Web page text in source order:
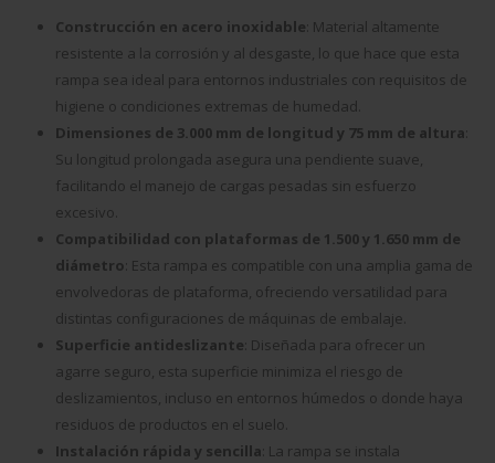
Construcción en acero inoxidable : Material altamente
resistente a la corrosión y al desgaste, lo que hace que esta
rampa sea ideal para entornos industriales con requisitos de
higiene o condiciones extremas de humedad.
Dimensiones de 3.000 mm de longitud y 75 mm de altura
Su longitud prolongada asegura una pendiente suave,
facilitando el manejo de cargas pesadas sin esfuerzo
excesivo.
Compatibilidad con plataformas de 1.500 y 1.650 mm de
diámetro : Esta rampa es compatible con una amplia gama de
envolvedoras de plataforma, ofreciendo versatilidad para
distintas configuraciones de máquinas de embalaje.
Superficie antideslizante : Diseñada para ofrecer un
agarre seguro, esta superficie minimiza el riesgo de
deslizamientos, incluso en entornos húmedos o donde haya
residuos de productos en el suelo.
Instalación rápida y sencilla : La rampa se instala